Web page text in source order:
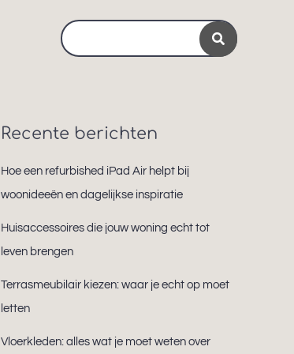
Search
for:
Recente berichten
Hoe een refurbished iPad Air helpt bij
woonideeën en dagelijkse inspiratie
Huisaccessoires die jouw woning echt tot
leven brengen
Terrasmeubilair kiezen: waar je echt op moet
letten
Vloerkleden: alles wat je moet weten over